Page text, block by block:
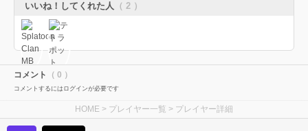
いいね！してくれた人 （ 2 ）
コメント （ 0 ）
コメントするにはログインが必要です
HOME > プレイヤー一覧 > プレイヤー詳細